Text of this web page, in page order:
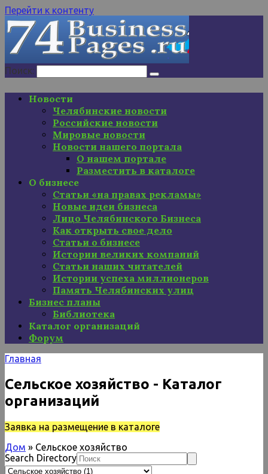
Перейти к контенту
Поиск:
Новости
Челябинские новости
Российские новости
Мировые новости
Новости нашего портала
О нашем портале
Разместить в каталоге
О бизнесе
Статьи «на правах рекламы»
Новые идеи бизнеса
Лицо Челябинского Бизнеса
Как открыть свое дело
Статьи о бизнесе
Истории великих компаний
Статьи наших читателей
Истории успеха миллионеров
Память Челябинских улиц
Бизнес планы
Библиотека
Каталог организаций
Форум
Главная
Сельское хозяйство - Каталог
организаций
Заявка на размещение в каталоге
Дом » Сельское хозяйство
Search Directory